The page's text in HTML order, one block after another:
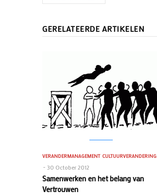
GERELATEERDE ARTIKELEN
VERANDERMANAGEMENT CULTUURVERANDERING
30 October 2012
Samenwerken en het belang van
Vertrouwen